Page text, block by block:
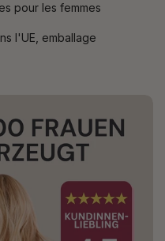
pour les femmes
l'UE, emballage